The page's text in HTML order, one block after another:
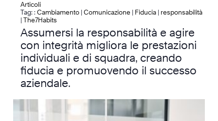
Articoli
Tag: : Cambiamento |Comunicazione | Fiducia | responsabilità
|The7Habits
Assumersi la responsabilità e agire
con integrità migliora le prestazioni
individuali e di squadra, creando
fiducia e promuovendo il successo
aziendale.